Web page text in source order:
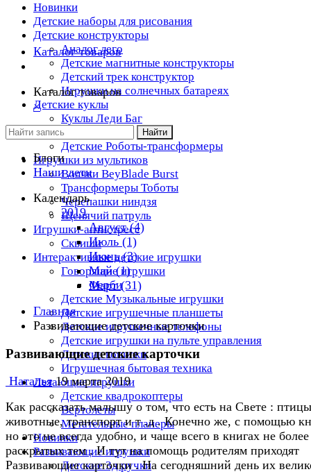
Новинки
Детские наборы для рисования
Детские конструкторы
Аналог лего
Детские магнитные конструкторы
Детский трек конструктор
Игрушки на солнечных батареях
Детские куклы
Куклы Леди Баг
Детские роботы
Детские Роботы-трансформеры
Игрушки из мультиков
Волчки BeyBlade Burst
Трансформеры Тоботы
Черепашки ниндзя
Щенячий патруль
Игрушки-антистресс
Сквиши
Интерактивные детские игрушки
Говорящие игрушки
Ферби
Детские Музыкальные игрушки
Детские игрушечные планшеты
Детские игрушечные телефоны
Детские игрушки на пульте управления
Детские копилки
Игрушечная бытовая техника
Летающие игрушки
Детские квадрокоптеры
Вертолеты
Метательные планеры
Новинки
Развивающие игрушки
Детские 3д ручки
Каталог товаров
Каталог товаров
×
Найти
Блоги
Наши дети
Календарь
2019
Август (4)
Июль (1)
Июнь (3)
Май (1)
Март (31)
Главная
Развивающие детские карточки
Развивающие детские карточки
Наталья 19 марта 2019
Как рассказать малышу о том, что есть на Свете :
животные, транспорт и т .д . Конечно же, с помощью
но это не всегда удобно, и чаще всего в книгах не
раскрытых тем . И тут на помощь родителям приходят
Развивающие карточки . На сегодняшний день их